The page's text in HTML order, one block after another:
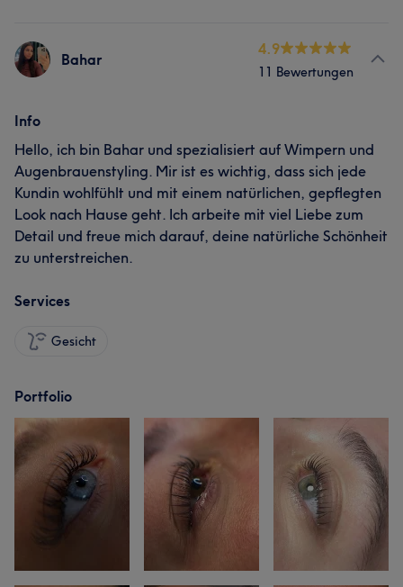
Bahar
4.9
11 Bewertungen
Info
Hello, ich bin Bahar und spezialisiert auf Wimpern und
Augenbrauenstyling. Mir ist es wichtig, dass sich jede
Kundin wohlfühlt und mit einem natürlichen, gepflegten
Look nach Hause geht. Ich arbeite mit viel Liebe zum
Detail und freue mich darauf, deine natürliche Schönheit
zu unterstreichen.
Services
Gesicht
Portfolio